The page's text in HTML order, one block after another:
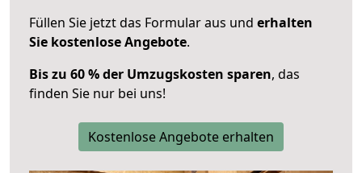
Füllen Sie jetzt das Formular aus und erhalten
Sie kostenlose Angebote.
Bis zu 60 % der Umzugskosten sparen, das
finden Sie nur bei uns!
Kostenlose Angebote erhalten